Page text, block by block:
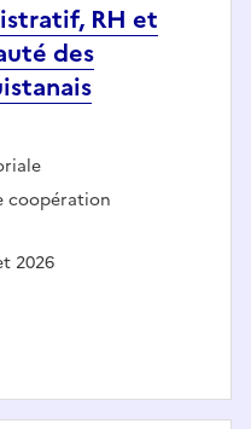
RH et
des
coopération
2026
administratif,